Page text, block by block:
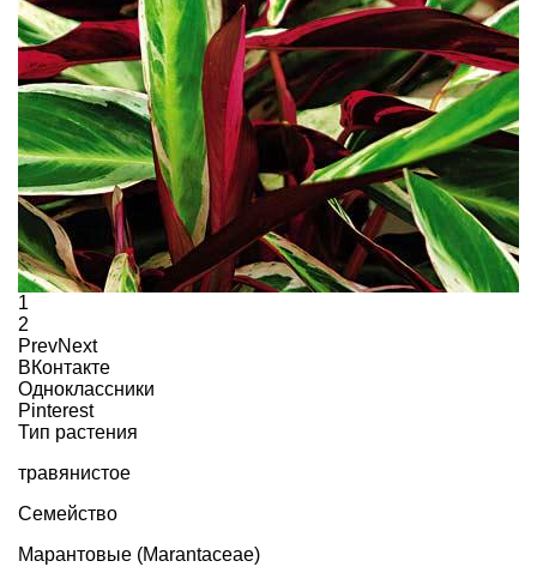
1
2
PrevNext
ВКонтакте
Одноклассники
Pinterest
Тип растения
травянистое
Семейство
Марантовые (Marantaceae)